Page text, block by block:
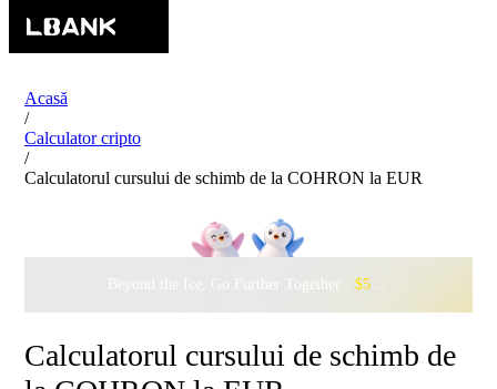
Acasă
/
Calculator cripto
/
Calculatorul cursului de schimb de la COHRON la EUR
Beyond the Ice, Go Further Together · $500,000
Calculatorul cursului de schimb de